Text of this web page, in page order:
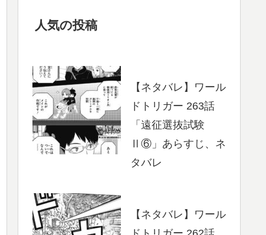
人気の投稿
【ネタバレ】ワール
ドトリガー 263話
「遠征選抜試験
Ⅱ⑥」あらすじ、ネ
タバレ
【ネタバレ】ワール